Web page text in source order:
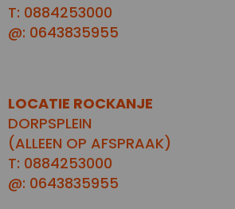
T: 0884253000
@: 0643835955
LOCATIE ROCKANJE
DORPSPLEIN
(ALLEEN OP AFSPRAAK)
T: 0884253000
@: 0643835955